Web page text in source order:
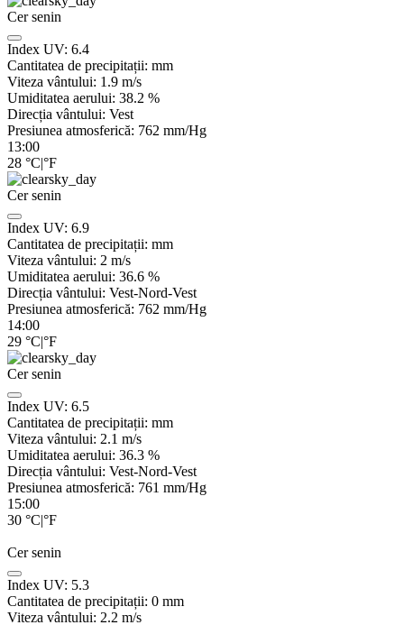
Cer senin
Index UV: 6.4
Cantitatea de precipitații: mm
Viteza vântului: 1.9 m/s
Umiditatea aerului: 38.2 %
Direcția vântului: Vest
Presiunea atmosferică: 762 mm/Hg
13:00
28 °C|°F
Cer senin
Index UV: 6.9
Cantitatea de precipitații: mm
Viteza vântului: 2 m/s
Umiditatea aerului: 36.6 %
Direcția vântului: Vest-Nord-Vest
Presiunea atmosferică: 762 mm/Hg
14:00
29 °C|°F
Cer senin
Index UV: 6.5
Cantitatea de precipitații: mm
Viteza vântului: 2.1 m/s
Umiditatea aerului: 36.3 %
Direcția vântului: Vest-Nord-Vest
Presiunea atmosferică: 761 mm/Hg
15:00
30 °C|°F
Cer senin
Index UV: 5.3
Cantitatea de precipitații: 0 mm
Viteza vântului: 2.2 m/s